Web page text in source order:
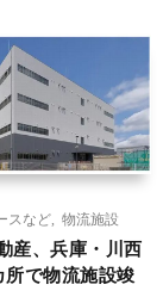
スなど
物流施設
産、兵庫・川西
所で物流施設竣